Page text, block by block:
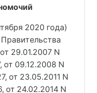
2020 года)
29.01.2007 N
, от 09.12.2008 N
от 23.05.2011 N
, от 24.02.2014 N